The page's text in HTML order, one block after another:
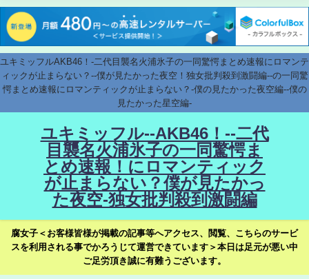
ユキミッフルAKB46！-二代目襲名火浦氷子の一同驚愕まとめ速報にロマンテ
ィックが止まらない？--僕が見たかった夜空！独女批判殺到激闘編--の一同驚
愕まとめ速報にロマンティックが止まらない？-僕の見たかった夜空編--僕の
見たかった星空編-
ユキミッフル--AKB46！--二代
目襲名火浦氷子の一同驚愕ま
とめ速報！にロマンティック
が止まらない？僕が見たかっ
た夜空-独女批判殺到激闘編
腐女子＜お客様皆様が掲載の記事等へアクセス、閲覧、こちらのサービ
スを利用される事でかろうじて運営できています＞本日は足元が悪い中
ご足労頂き誠に有難うございます。